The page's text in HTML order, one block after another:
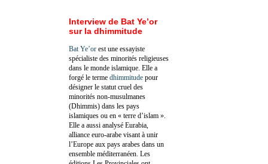
Interview de Bat Ye’or
sur la dhimmitude
Bat Ye’or est une essayiste
spécialiste des minorités religieuses
dans le monde islamique. Elle a
forgé le terme dhimmitude pour
désigner le statut cruel des
minorités non-musulmanes
(Dhimmis) dans les pays
islamiques ou en « terre d’islam ».
Elle a aussi analysé Eurabia,
alliance euro-arabe visant à unir
l’Europe aux pays arabes dans un
ensemble méditerranéen. Les